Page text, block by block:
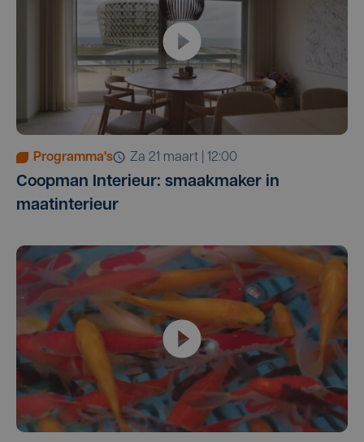
Programma's za 21 maart | 12:00
Coopman Interieur: smaakmaker in
maatinterieur